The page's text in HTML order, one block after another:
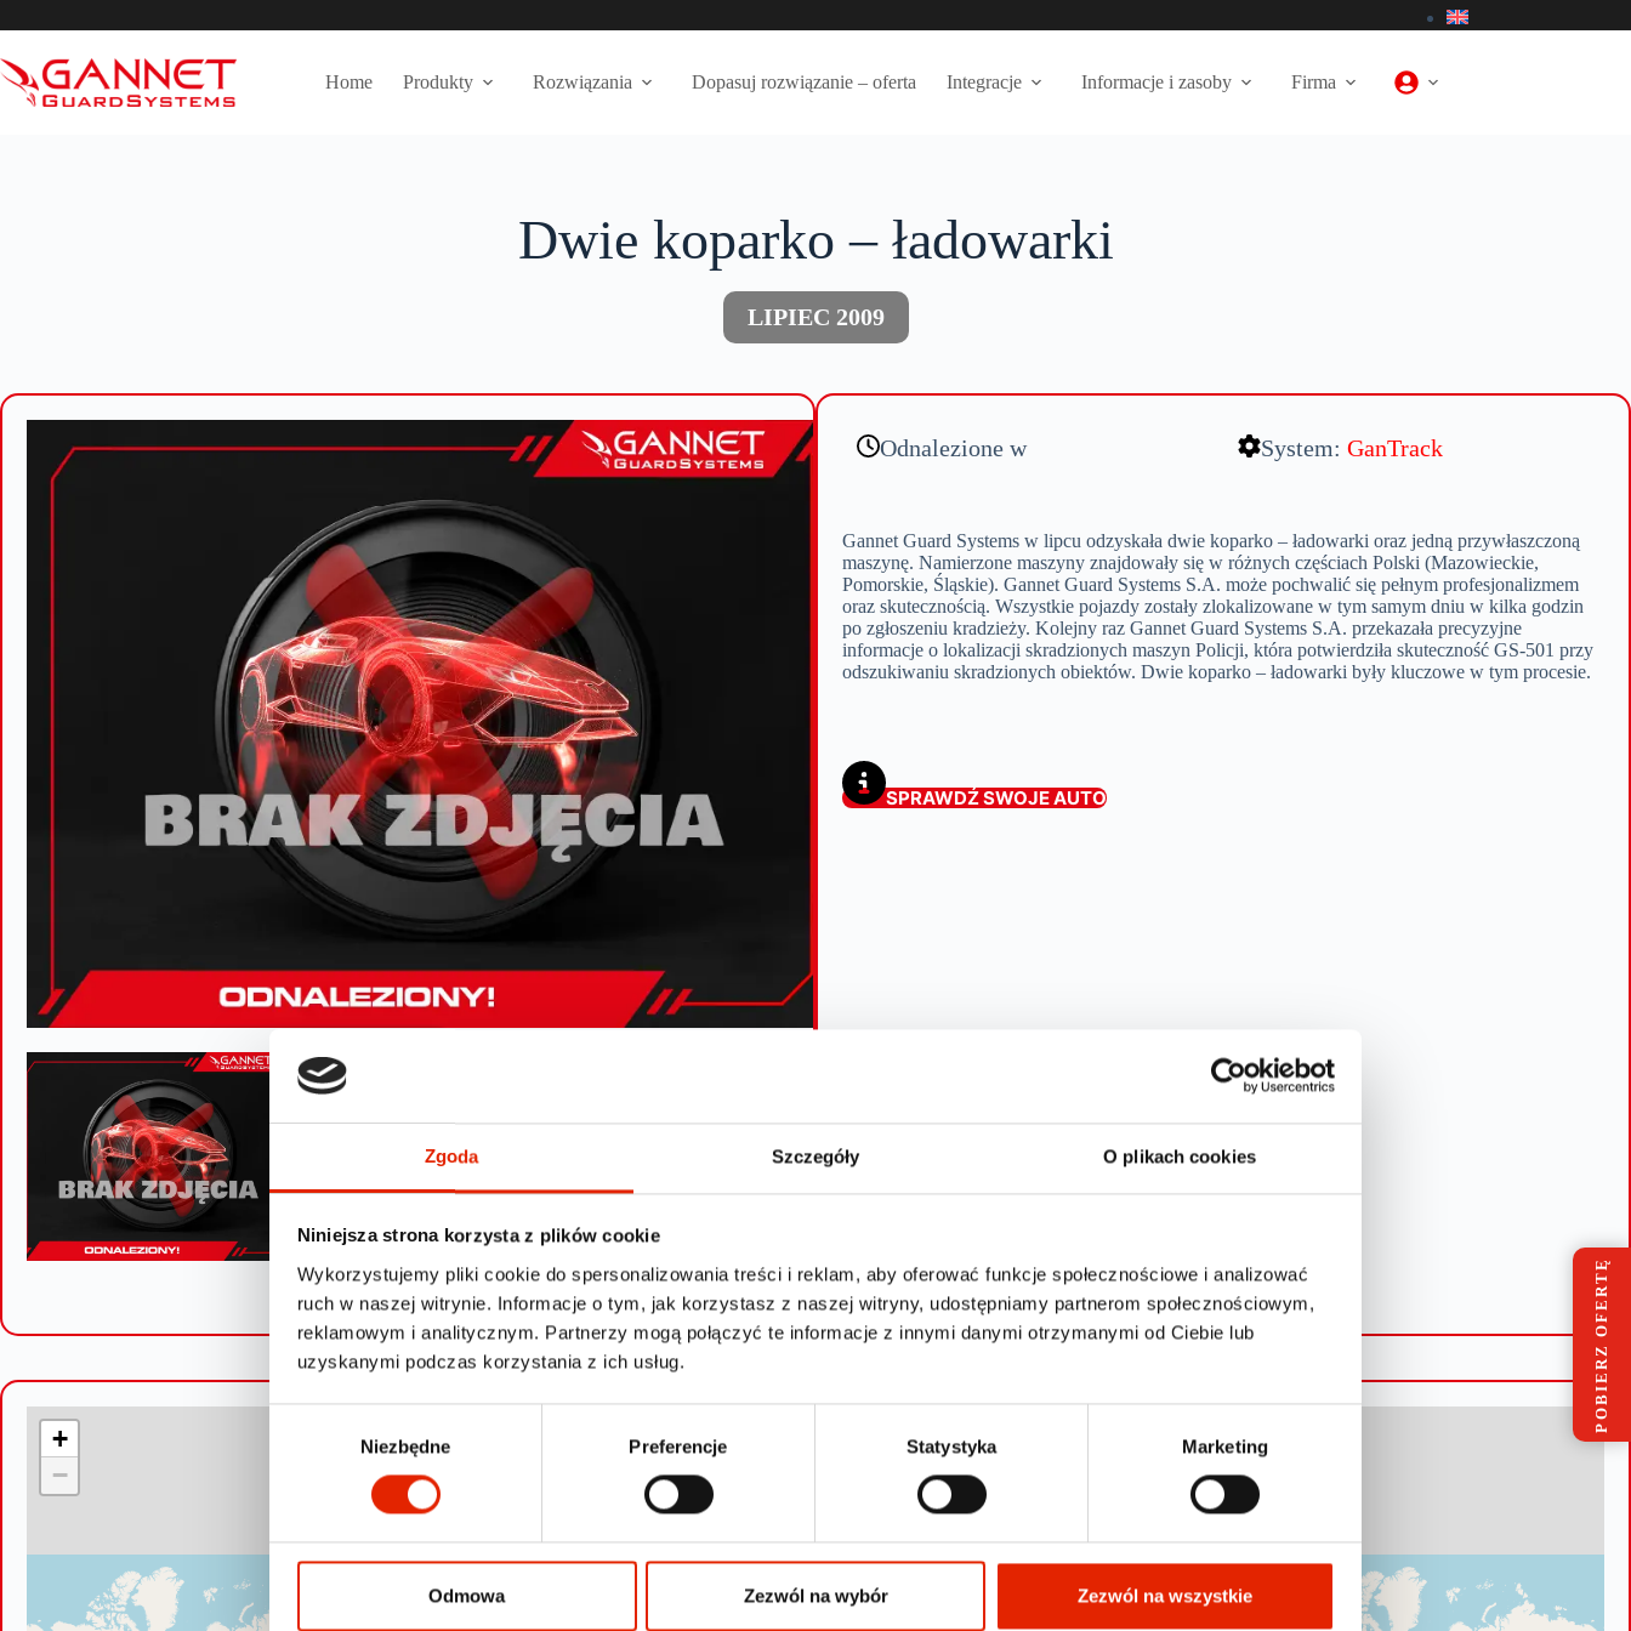
Zgoda Szczegóły O plikach cookies
Niniejsza strona korzysta z plików cookie
Wykorzystujemy pliki cookie do spersonalizowania treści i reklam, aby oferować funkcje społecznościowe i analizować
ruch w naszej witrynie. Informacje o tym, jak korzystasz z naszej witryny, udostępniamy partnerom społecznościowym,
reklamowym i analitycznym. Partnerzy mogą połączyć te informacje z innymi danymi otrzymanymi od Ciebie lub
uzyskanymi podczas korzystania z ich usług.
Niezbędne Preferencje Statystyka Marketing
Odmowa Zezwól na wybór Zezwól na wszystkie
do
Home
Produkty Rozwiązania Dopasuj rozwiązanie – oferta Integracje Informacje i zasoby Firma
Dwie koparko – ładowarki
LIPIEC 2009
Odnalezione w System: GanTrack
Gannet Guard Systems w lipcu odzyskała dwie koparko – ładowarki oraz jedną przywłaszczoną
maszynę. Namierzone maszyny znajdowały się w różnych częściach Polski (Mazowieckie,
Pomorskie, Śląskie). Gannet Guard Systems S.A. może pochwalić się pełnym profesjonalizmem
oraz skutecznością. Wszystkie pojazdy zostały zlokalizowane w tym samym dniu w kilka godzin
po zgłoszeniu kradzieży. Kolejny raz Gannet Guard Systems S.A. przekazała precyzyjne
informacje o lokalizacji skradzionych maszyn Policji, która potwierdziła skuteczność GS-501 przy
odszukiwaniu skradzionych obiektów. Dwie koparko – ładowarki były kluczowe w tym procesie.
SPRAWDŹ SWOJE AUTO
+
−
POBIERZ OFERTĘ